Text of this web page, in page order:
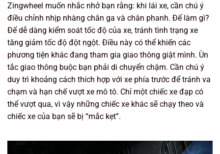
Zingwheel muốn nhắc nhở bạn rằng: khi lái xe, cần chú ý
điều chỉnh nhịp nhàng chân ga và chân phanh. Để làm gì?
Để dễ dàng kiểm soát tốc độ của xe, tránh tình trạng xe
tăng giảm tốc độ đột ngột. Điều này có thể khiến các
phương tiện khác đang tham gia giao thông giật mình. Ùn
tắc giao thông buộc bạn phải di chuyển chậm. Cần chú ý
duy trì khoảng cách thích hợp với xe phía trước để tránh va
chạm và hạn chế vượt xe mô tô. Chỉ một chiếc xe đạp có
thể vượt qua, vì vậy những chiếc xe khác sẽ chạy theo và
chiếc xe của bạn sẽ bị “mắc kẹt”.